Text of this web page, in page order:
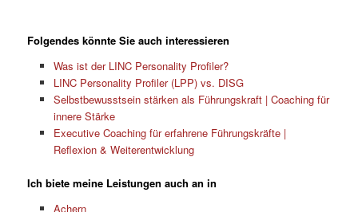
Folgendes könnte Sie auch interessieren
Was ist der LINC Personality Profiler?
LINC Personality Profiler (LPP) vs. DISG
Selbstbewusstsein stärken als Führungskraft | Coaching für
innere Stärke
Executive Coaching für erfahrene Führungskräfte |
Reflexion & Weiterentwicklung
Ich biete meine Leistungen auch an in
Achern